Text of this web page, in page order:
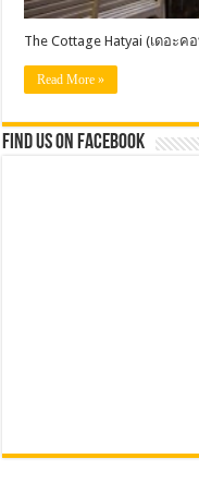
The Cottage Hatyai (เดอะ
Read More »
Find us on Facebook